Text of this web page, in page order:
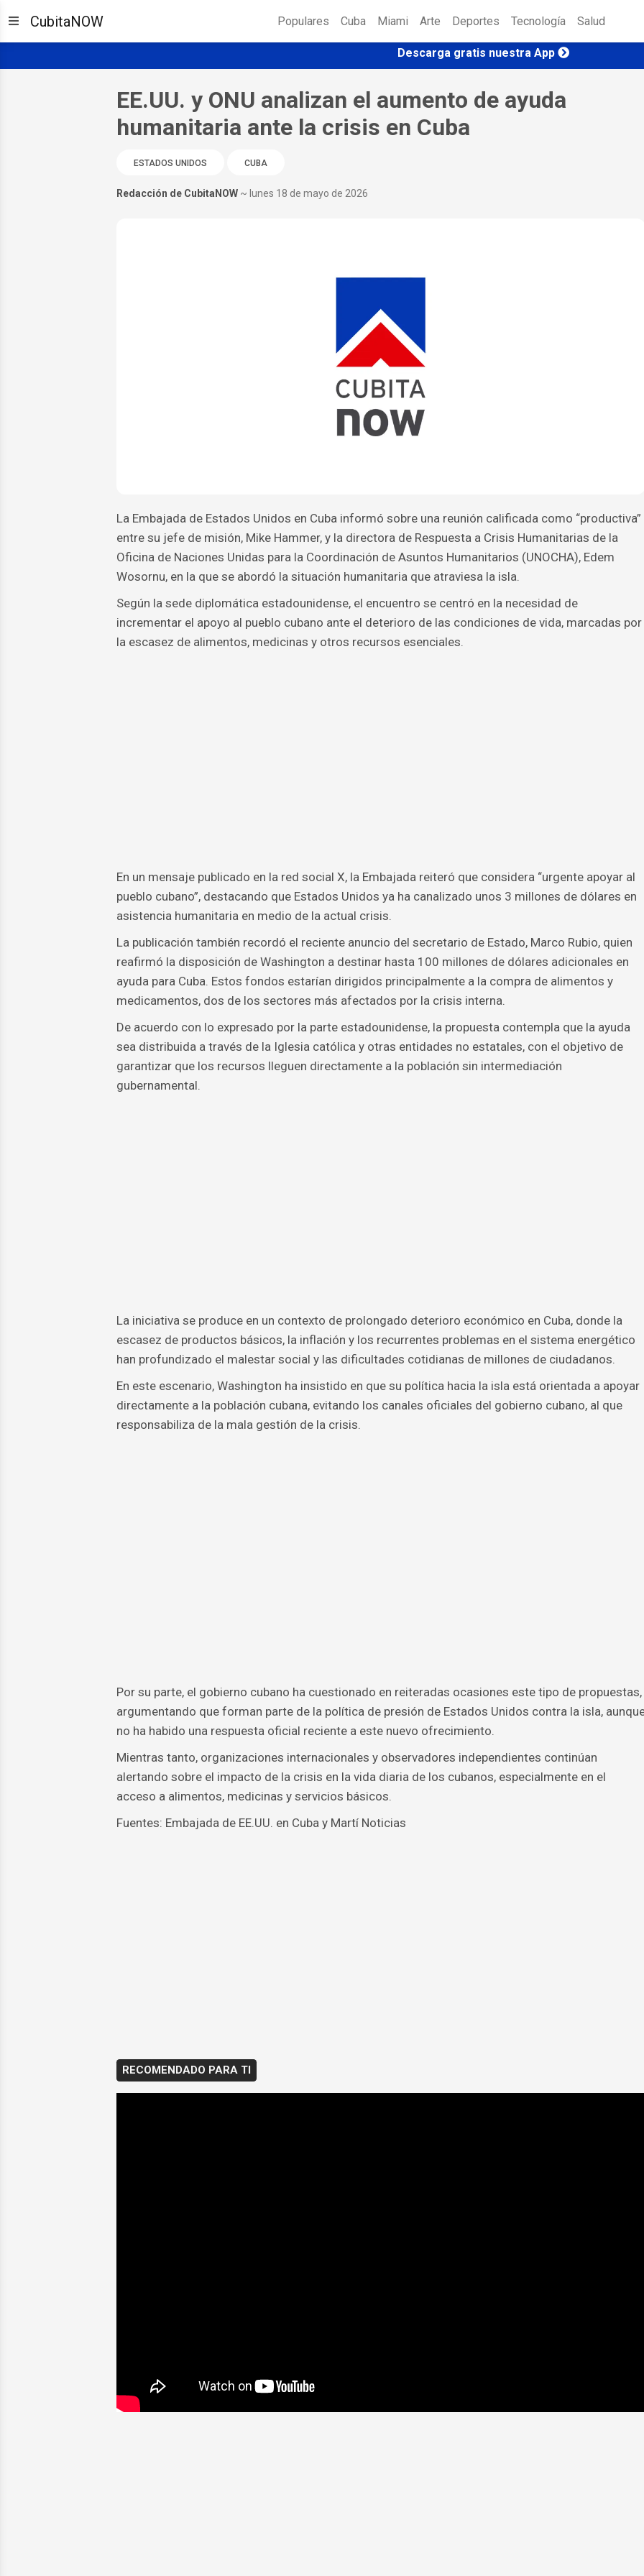
CubitaNOW Populares Cuba Miami Arte Deportes Tecnología Salud
Descarga gratis nuestra App
EE.UU. y ONU analizan el aumento de ayuda
humanitaria ante la crisis en Cuba
ESTADOS UNIDOS CUBA
Redacción de CubitaNOW ~ lunes 18 de mayo de 2026
La Embajada de Estados Unidos en Cuba informó sobre una reunión calificada como “productiva”
entre su jefe de misión, Mike Hammer, y la directora de Respuesta a Crisis Humanitarias de la
Oficina de Naciones Unidas para la Coordinación de Asuntos Humanitarios (UNOCHA), Edem
Wosornu, en la que se abordó la situación humanitaria que atraviesa la isla.
Según la sede diplomática estadounidense, el encuentro se centró en la necesidad de
incrementar el apoyo al pueblo cubano ante el deterioro de las condiciones de vida, marcadas por
la escasez de alimentos, medicinas y otros recursos esenciales.
En un mensaje publicado en la red social X, la Embajada reiteró que considera “urgente apoyar al
pueblo cubano”, destacando que Estados Unidos ya ha canalizado unos 3 millones de dólares en
asistencia humanitaria en medio de la actual crisis.
La publicación también recordó el reciente anuncio del secretario de Estado, Marco Rubio, quien
reafirmó la disposición de Washington a destinar hasta 100 millones de dólares adicionales en
ayuda para Cuba. Estos fondos estarían dirigidos principalmente a la compra de alimentos y
medicamentos, dos de los sectores más afectados por la crisis interna.
De acuerdo con lo expresado por la parte estadounidense, la propuesta contempla que la ayuda
sea distribuida a través de la Iglesia católica y otras entidades no estatales, con el objetivo de
garantizar que los recursos lleguen directamente a la población sin intermediación
gubernamental.
La iniciativa se produce en un contexto de prolongado deterioro económico en Cuba, donde la
escasez de productos básicos, la inflación y los recurrentes problemas en el sistema energético
han profundizado el malestar social y las dificultades cotidianas de millones de ciudadanos.
En este escenario, Washington ha insistido en que su política hacia la isla está orientada a apoyar
directamente a la población cubana, evitando los canales oficiales del gobierno cubano, al que
responsabiliza de la mala gestión de la crisis.
Por su parte, el gobierno cubano ha cuestionado en reiteradas ocasiones este tipo de propuestas,
argumentando que forman parte de la política de presión de Estados Unidos contra la isla,
no ha habido una respuesta oficial reciente a este nuevo ofrecimiento.
Mientras tanto, organizaciones internacionales y observadores independientes continúan
alertando sobre el impacto de la crisis en la vida diaria de los cubanos, especialmente en el
acceso a alimentos, medicinas y servicios básicos.
Fuentes: Embajada de EE.UU. en Cuba y Martí Noticias
RECOMENDADO PARA TI